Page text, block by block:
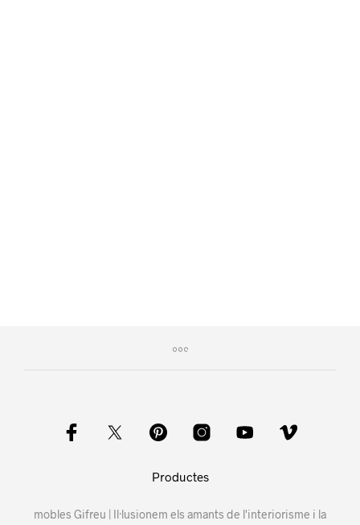
Productes
mobles Gifreu | Il·lusionem els amants de l'interiorisme i la